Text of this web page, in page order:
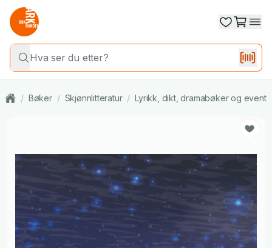
/ Bøker / Skjønnlitteratur / Lyrikk, dikt, dramabøker og